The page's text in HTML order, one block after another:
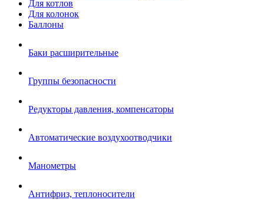
Для котлов
Для колонок
Баллоны
Баки расширительные
Группы безопасности
Редукторы давления, компенсаторы
Автоматические воздухоотводчики
Манометры
Антифриз, теплоносители